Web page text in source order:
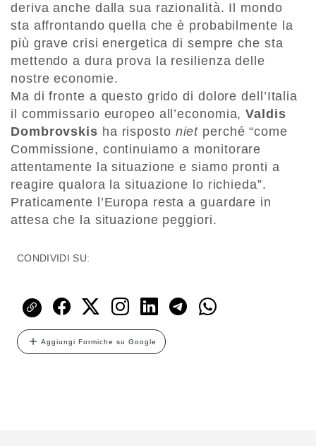
deriva anche dalla sua razionalità. Il mondo
sta affrontando quella che è probabilmente la
più grave crisi energetica di sempre che sta
mettendo a dura prova la resilienza delle
nostre economie.
Ma di fronte a questo grido di dolore dell’Italia
il commissario europeo all’economia,Valdis
Dombrovskis ha risposto niet perché “come
Commissione, continuiamo a monitorare
attentamente la situazione e siamo pronti a
reagire qualora la situazione lo richieda”.
Praticamente l’Europa resta a guardare in
attesa che la situazione peggiori.
CONDIVIDI SU:
Aggiungi Formiche su Google